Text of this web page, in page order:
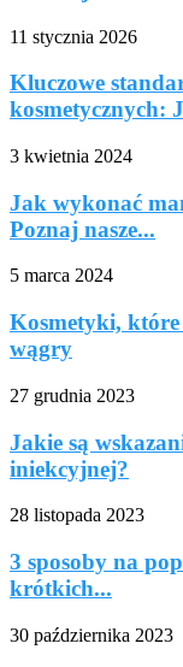
11 stycznia 2026
Kluczowe
kosmetycznych:
3 kwietnia 2024
Jak wykonać
Poznaj nasze...
5 marca 2024
Kosmetyki,
wągry
27 grudnia 2023
Jakie są
iniekcyjnej?
28 listopada 2023
3 sposoby na
krótkich...
30 października 2023